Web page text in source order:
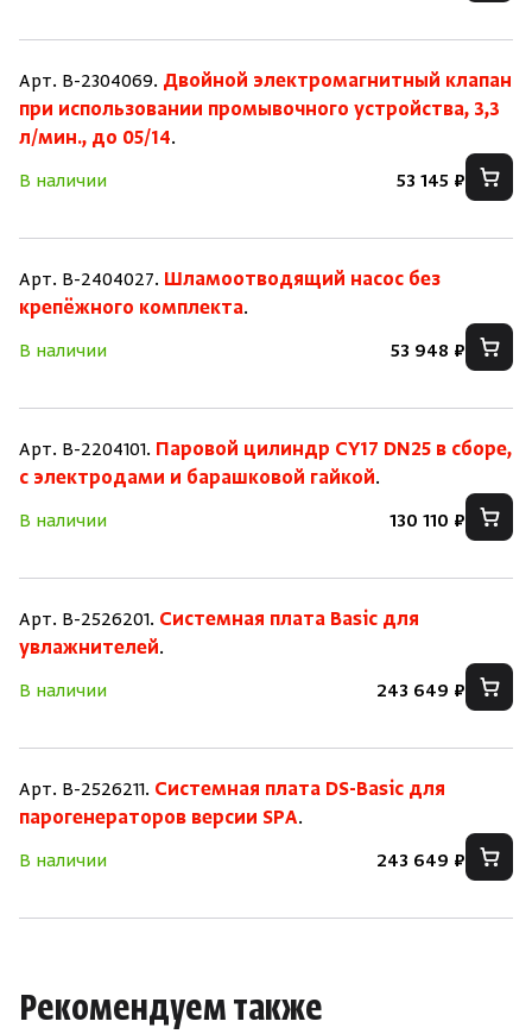
Арт. B-2304069. Двойной электромагнитный клапан
при использовании промывочного устройства, 3,3
л/мин., до 05/14.
В наличии
53 145 ₽
Арт. B-2404027. Шламоотводящий насос без
крепёжного комплекта.
В наличии
53 948 ₽
Арт. B-2204101. Паровой цилиндр CY17 DN25 в сборе,
с электродами и барашковой гайкой.
В наличии
130 110 ₽
Арт. B-2526201. Системная плата Basic для
увлажнителей.
В наличии
243 649 ₽
Арт. B-2526211. Системная плата DS-Basic для
парогенераторов версии SPA.
В наличии
243 649 ₽
Рекомендуем также